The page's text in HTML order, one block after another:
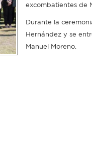
excombatientes de
Durante la
Hernández y se
Manuel Moreno.